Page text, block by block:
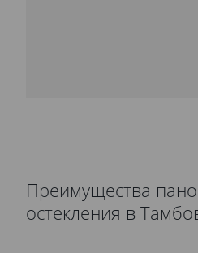
Преимущества
остекления в